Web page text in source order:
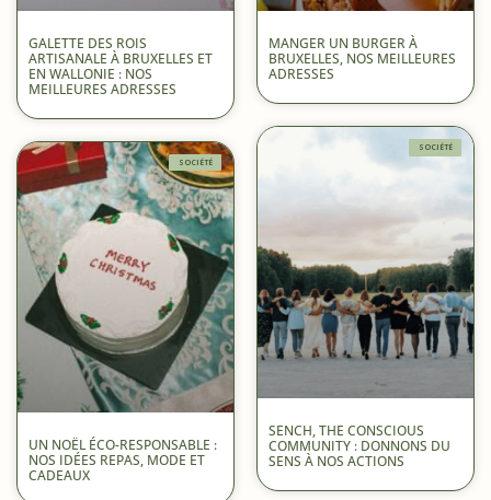
GALETTE DES ROIS
ARTISANALE À BRUXELLES ET
EN WALLONIE : NOS
MEILLEURES ADRESSES
MANGER UN BURGER À
BRUXELLES, NOS MEILLEURES
ADRESSES
SOCIÉTÉ
UN NOËL ÉCO-RESPONSABLE :
NOS IDÉES REPAS, MODE ET
CADEAUX
SOCIÉTÉ
SENCH, THE CONSCIOUS
COMMUNITY : DONNONS DU
SENS À NOS ACTIONS